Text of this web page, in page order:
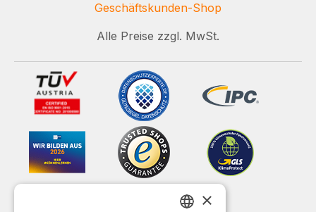
Geschäftskunden-Shop
Alle Preise zzgl. MwSt.
×